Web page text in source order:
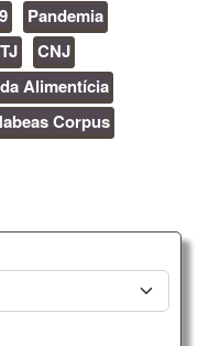
Pandemia
CNJ
Alimentícia
Corpus